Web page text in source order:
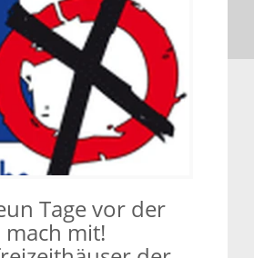
Tage vor der
mach mit!